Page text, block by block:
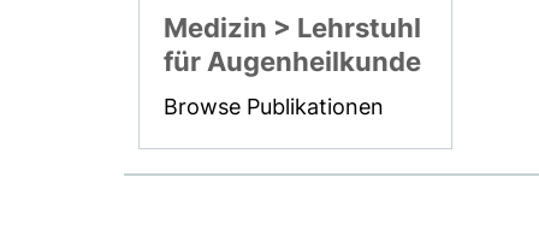
Medizin > Lehrstuhl
für Augenheilkunde
Browse Publikationen